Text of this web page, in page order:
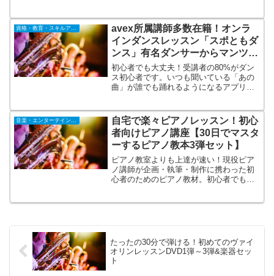
劇場版アニメ、最新テレビアニメの地上
波同時放送まで月間視聴者数、国内No1
のアニメチャンネル
avex所属講師多数在籍！オンラ
インダンスレッスン「スポともダ
ンス」有名ダンサーからマンツー
マンで習える！
初心者でも大丈夫！受講者の80%がダン
ス初心者です。いつも聞いている「あの
曲」が誰でも踊れるようになるアプリ、
曲を選んで受講できます。また完全マン
ツーマンレッスンなので短期間で踊れる
ようになります。
音楽・エンターテインメント
自宅で楽々ピアノレッスン！初心
者向けピアノ講座【30日でマスタ
ーするピアノ教本3弾セット】
ピアノ教室よりも上達が速い！現役ピア
ノ講師が企画・執筆・制作に携わった初
心者のためのピアノ教材。初心者でも楽
たったの30分で弾ける！初めてのヴァイ
オリンレッスンDVD1弾～3弾&楽器セッ
ト